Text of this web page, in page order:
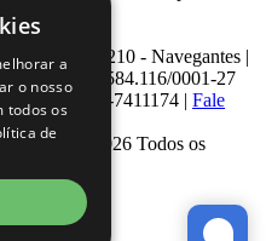
Nº 210 - Navegantes |
CNPJ: 08.584.116/0001-27
0800-7411174 | Fale
| © 2007 - 2026 Todos os
a
o nosso
todos os
de